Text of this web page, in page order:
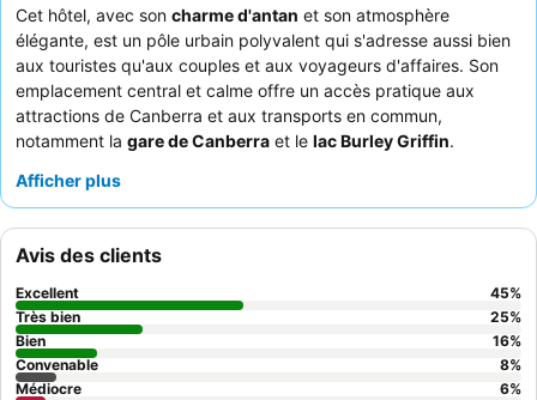
Cet hôtel, avec son charme d'antan et son atmosphère
élégante, est un pôle urbain polyvalent qui s'adresse aussi bien
aux touristes qu'aux couples et aux voyageurs d'affaires. Son
emplacement central et calme offre un accès pratique aux
attractions de Canberra et aux transports en commun,
notamment la gare de Canberra et le lac Burley Griffin.
unepiscineet une
constamment félicité pour son amabilité et son accueil, et le
restaurantest fréquemment loué pour ses délicieux repas et
son généreux forfait petit-déjeuner. Pour ceux qui voyagent en
voiture, la disponibilité d'un
avantage considérable.
Afficher plus
Avis des clients
Excellent 45%
Très bien
25%
Bien
16%
Convenable
8%
Médiocre
6%